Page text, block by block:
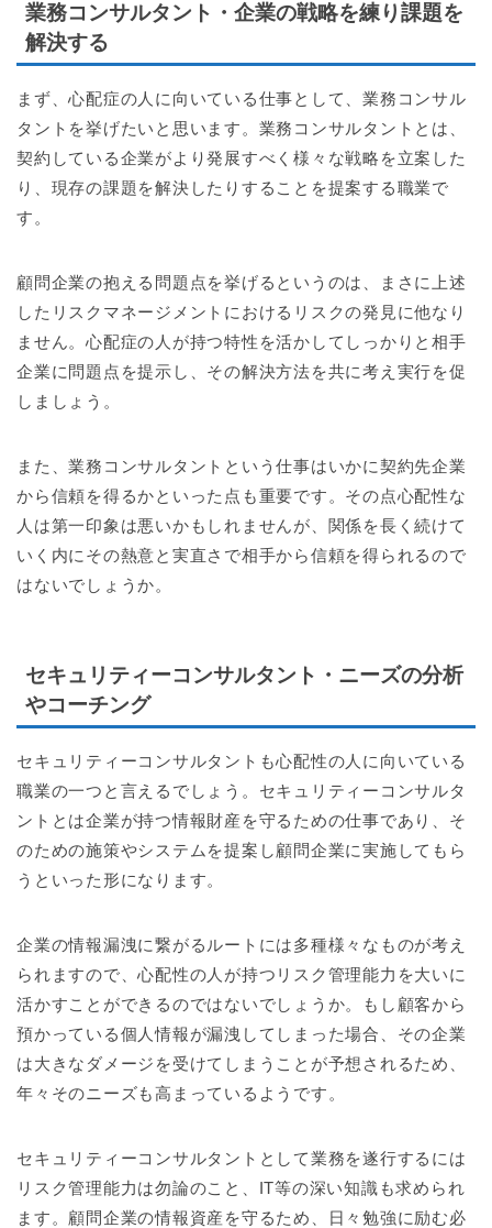
業務コンサルタント・企業の戦略を練り課題を
解決する
まず、心配症の人に向いている仕事として、業務コンサル
タントを挙げたいと思います。業務コンサルタントとは、
契約している企業がより発展すべく様々な戦略を立案した
り、現存の課題を解決したりすることを提案する職業で
す。
顧問企業の抱える問題点を挙げるというのは、まさに上述
したリスクマネージメントにおけるリスクの発見に他なり
ません。心配症の人が持つ特性を活かしてしっかりと相手
企業に問題点を提示し、その解決方法を共に考え実行を促
しましょう。
また、業務コンサルタントという仕事はいかに契約先企業
から信頼を得るかといった点も重要です。その点心配性な
人は第一印象は悪いかもしれませんが、関係を長く続けて
いく内にその熱意と実直さで相手から信頼を得られるので
はないでしょうか。
セキュリティーコンサルタント・ニーズの分析
やコーチング
セキュリティーコンサルタントも心配性の人に向いている
職業の一つと言えるでしょう。セキュリティーコンサルタ
ントとは企業が持つ情報財産を守るための仕事であり、そ
のための施策やシステムを提案し顧問企業に実施してもら
うといった形になります。
企業の情報漏洩に繋がるルートには多種様々なものが考え
られますので、心配性の人が持つリスク管理能力を大いに
活かすことができるのではないでしょうか。もし顧客から
預かっている個人情報が漏洩してしまった場合、その企業
は大きなダメージを受けてしまうことが予想されるため、
年々そのニーズも高まっているようです。
セキュリティーコンサルタントとして業務を遂行するには
リスク管理能力は勿論のこと、IT等の深い知識も求められ
ます。顧問企業の情報資産を守るため、日々勉強に励む必